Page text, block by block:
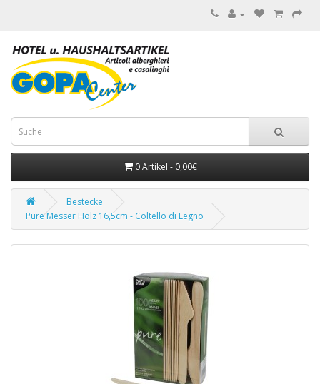
0 Artikel - 0,00€
Bestecke
Pure Messer Holz 16,5cm - Coltello di Legno